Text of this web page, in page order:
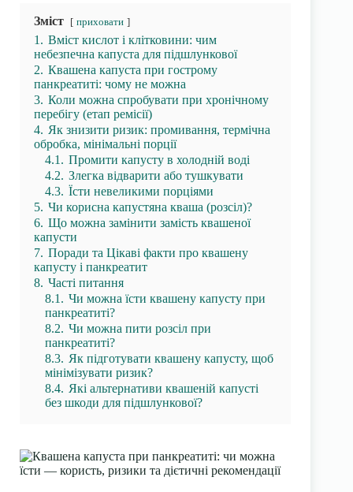
Зміст приховати
1. Вміст кислот і клітковини: чим
небезпечна капуста для підшлункової
2. Квашена капуста при гострому
панкреатиті: чому не можна
3. Коли можна спробувати при хронічному
перебігу (етап ремісії)
4. Як знизити ризик: промивання, термічна
обробка, мінімальні порції
4.1. Промити капусту в холодній воді
4.2. Злегка відварити або тушкувати
4.3. Їсти невеликими порціями
5. Чи корисна капустяна кваша (розсіл)?
6. Що можна замінити замість квашеної
капусти
7. Поради та Цікаві факти про квашену
капусту і панкреатит
8. Часті питання
8.1. Чи можна їсти квашену капусту при
панкреатиті?
8.2. Чи можна пити розсіл при
панкреатиті?
8.3. Як підготувати квашену капусту, щоб
мінімізувати ризик?
8.4. Які альтернативи квашеній капусті
без шкоди для підшлункової?